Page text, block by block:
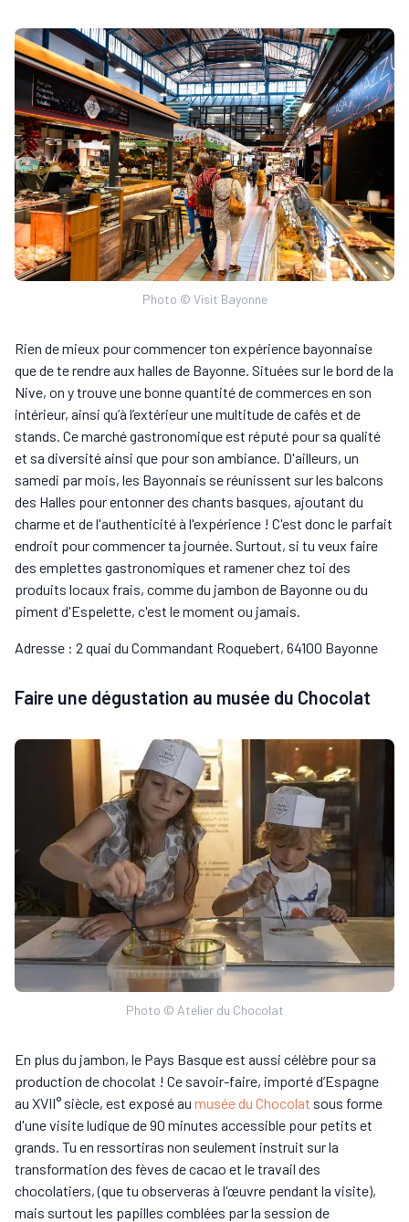
Photo © Visit Bayonne
Rien de mieux pour commencer ton expérience bayonnaise
que de te rendre aux halles de Bayonne. Situées sur le bord de la
Nive, on y trouve une bonne quantité de commerces en son
intérieur, ainsi qu’à l’extérieur une multitude de cafés et de
stands. Ce marché gastronomique est réputé pour sa qualité
et sa diversité ainsi que pour son ambiance. D'ailleurs, un
samedi par mois, les Bayonnais se réunissent sur les balcons
des Halles pour entonner des chants basques, ajoutant du
charme et de l'authenticité à l'expérience ! C'est donc le parfait
endroit pour commencer ta journée. Surtout, si tu veux faire
des emplettes gastronomiques et ramener chez toi des
produits locaux frais, comme du jambon de Bayonne ou du
piment d'Espelette, c'est le moment ou jamais.
Adresse : 2 quai du Commandant Roquebert, 64100 Bayonne
Faire une dégustation au musée du Chocolat
Photo © Atelier du Chocolat
En plus du jambon, le Pays Basque est aussi célèbre pour sa
production de chocolat ! Ce savoir-faire, importé d’Espagne
au XVII° siècle, est exposé au musée du Chocolat sous forme
d'une visite ludique de 90 minutes accessible pour petits et
grands. Tu en ressortiras non seulement instruit sur la
transformation des fèves de cacao et le travail des
chocolatiers, (que tu observeras à l'œuvre pendant la visite),
mais surtout les papilles comblées par la session de